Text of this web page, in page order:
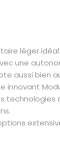
léger
une
aussi
innovant